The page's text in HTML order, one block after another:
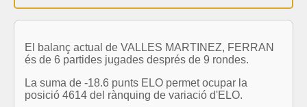
El balanç actual de VALLES MARTINEZ, FERRAN
és de 6 partides jugades després de 9 rondes.
La suma de -18.6 punts ELO permet ocupar la
posició 4614 del rànquing de variació d'ELO.